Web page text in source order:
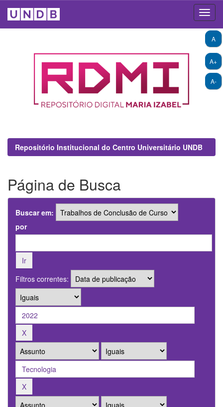
A+
A-
A
Repositório Institucional do Centro Universitário UNDB
Página de Busca
Buscar em:
por
Filtros correntes: